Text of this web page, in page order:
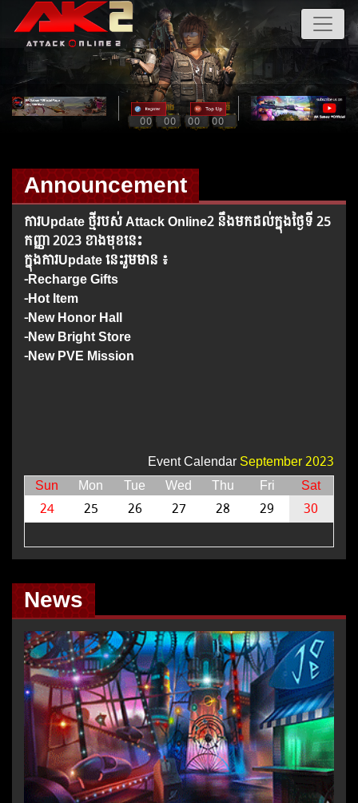
00 00 00 00
Announcement
ការUpdate ថ្មីរបស់​ Attack Online2 នឹងមកដល់ក្នុងថ្ងៃទី 25
កញ្ញា 2023 ខាងមុខនេះ
ក្នុងការUpdate នេះរួមមាន ៖
-Recharge Gifts
-Hot Item
-New Honor Hall
-New Bright Store
-New PVE Mission
Event CalendarSeptember 2023
Sun
24
Mon
25
Tue
26
Wed
27
Thu
28
Fri
29
Sat
30
News